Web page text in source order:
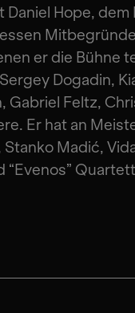
Daniel Hope,
er die Bühne
Dogadin,
Gabriel Feltz,
Er hat an
Stanko Madić,
“Evenos”